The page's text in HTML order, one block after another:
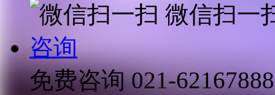
微信扫一
咨询
免费咨询 021-62167888